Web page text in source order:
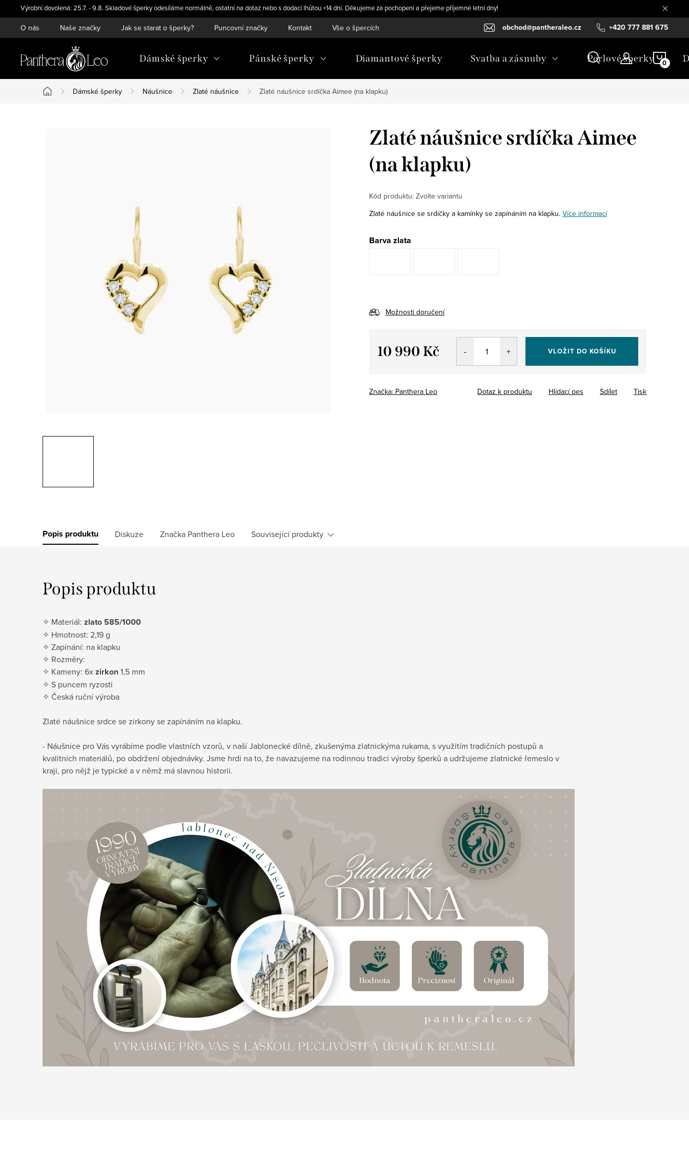
na
obsah
Výrobní dovolená: 25.7. - 9.8. Skladové šperky odesíláme normálně, ostatní na dotaz nebo s dodací lhůtou +14 dní. Děkujeme za pochopení a přejeme příjemné letní dny!
+420 777 881 675
obchod@pantheraleo.cz
O nás Naše značky Jak se starat o šperky? Puncovní značky Kontakt Vše o špercích
Dámské šperky Pánské šperky Diamantové šperky Svatba a zásnuby Perlové šperky
Domů
Dámské šperky Náušnice Zlaté náušnice Zlaté náušnice srdíčka Aimee (na klapku)
Zlaté náušnice srdíčka Aimee
(na klapku)
Kód produktu: Zvolte variantu
Zlaté náušnice se srdíčky a kamínky se zapínáním na klapku. Více informací
Barva zlata
Možnosti doručení
10 990 Kč VLOŽIT DO KOŠÍKU
Značka: Panthera Leo Tisk
Dotaz k produktu Hlídací pes Sdílet
Popis produktu Diskuze Značka Panthera Leo Související produkty
Popis produktu
✧ Materiál: zlato 585/1000
✧ Hmotnost: 2,19 g
✧ Zapínání: na klapku
✧ Rozměry:
✧ Kameny: 6xzirkon1,5 mm
✧ S puncem ryzosti
✧ Česká ruční výroba
Zlaté náušnice srdce se zirkony se zapínáním na klapku.
- Náušnice pro Vás vyrábíme podle vlastních vzorů, v naší Jablonecké dílně, zkušenýma zlatnickýma rukama, s využitím tradičních postupů a
kvalitních materiálů, po obdržení objednávky. Jsme hrdi na to, že navazujeme na rodinnou tradici výroby šperků a udržujeme zlatnické řemeslo v
kraji, pro nějž je typické a v němž má slavnou historii.